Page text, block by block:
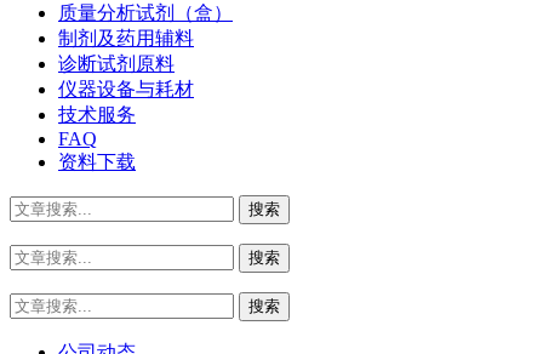
质量分析试剂（盒）
制剂及药用辅料
诊断试剂原料
仪器设备与耗材
技术服务
FAQ
资料下载